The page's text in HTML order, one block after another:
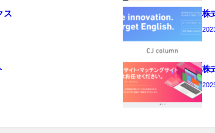
ス 株
株